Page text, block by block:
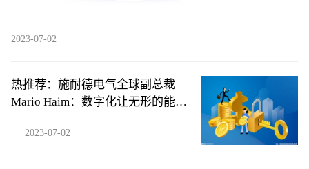
2023-07-02
热推荐：施耐德电气全球副总裁
Mario Haim：数字化让无形的能源
2023-07-02